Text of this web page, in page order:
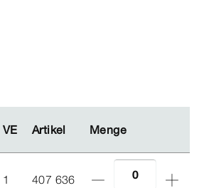
VE Artikel Menge
VE Artikel Menge
1 407 636